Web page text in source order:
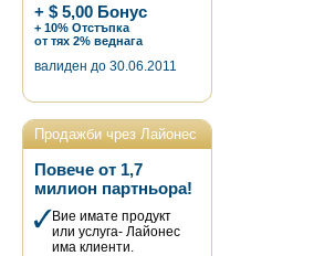
+ $ 5,00 Бонус
+ 10% Отстъпка
от тях 2% веднага
валиден до 30.06.2011
Продажби чрез Лайонес
Повече от 1,7
милион партньора!
Вие имате продукт
или услуга- Лайонес
има клиенти.